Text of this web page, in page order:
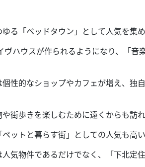
る「ベッドタウン」として人気を集
ヴハウスが作られるようになり、「音
性的なショップやカフェが増え、独
街歩きを楽しむために遠くからも訪れ
ットと暮らす街」としての人気も高い
気物件であるだけでなく、「下北定